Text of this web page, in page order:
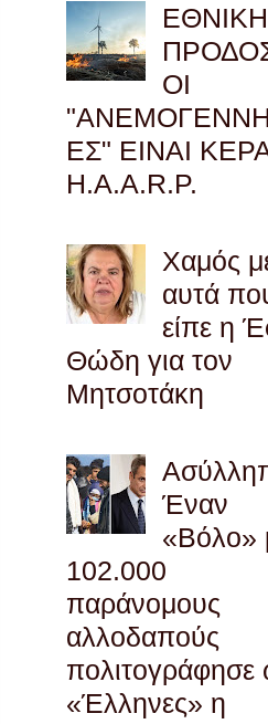
ΕΘΝΙΚΗ
ΟΙ
ΕΣ" ΕΙΝΑΙ
H.A.A.R.P.
Χαμός
αυτά
είπε η
Θώδη για τον
Μητσοτάκη
Έναν
«Βόλο»
102.000
παράνομους
αλλοδαπούς
πολιτογράφησε
«Έλληνες» η